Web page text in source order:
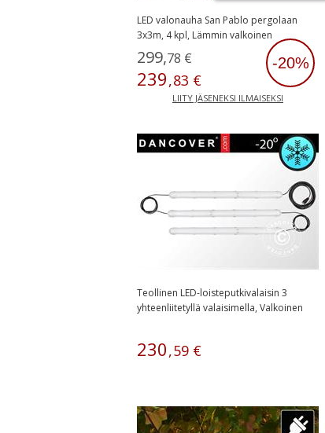
LED valonauha San Pablo pergolaan
3x3m, 4 kpl, Lämmin valkoinen
-20%
LIITY JÄSENEKSI ILMAISEKSI
299,78 €
239,83 €
Teollinen LED-loisteputkivalaisin 3
yhteenliitetyllä valaisimella, Valkoinen
230,59 €